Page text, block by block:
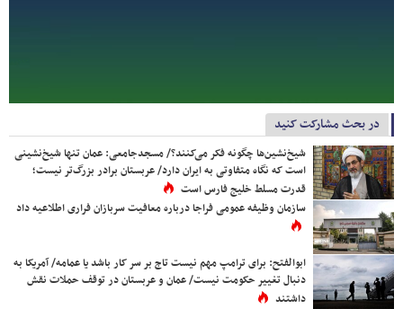
در بحث مشارکت کنید
شیخ‌نشین‌ها چگونه فکر می‌کنند؟/ مسجدجامعی: عمان تنها شیخ‌نشینی
است که نگاه متفاوتی به ایران دارد/ عربستان برادر بزرگ‌تر نیست؛
قدرت مسلط خلیج فارس است
سازمان وظیفه عمومی فراجا درباره معافیت سربازان فراری اطلاعیه داد
ابوالفتح: برای ترامپ مهم نیست تاج بر سر کار باشد یا عمامه/ آمریکا به
دنبال تغییر حکومت نیست/ عمان و عربستان در توقف حملات نقش
داشتند